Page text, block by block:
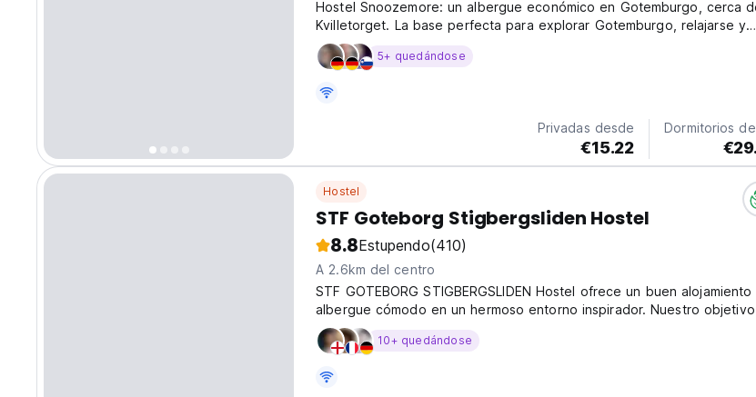
Hostel Snoozemore: un albergue económico en Gotemburgo, cerca
Kvilletorget. La base perfecta para explorar Gotemburgo, relajarse y
conocer a otros viajeros. (Auto-translated from original language)
5+ quedándose
Privadas desde
€15.22
Dormitorios
Hostel
STF Goteborg Stigbergsliden Hostel
8.8Estupendo(410)
A 2.6km del centro
STF GOTEBORG STIGBERGSLIDEN Hostel ofrece un buen alojamiento
albergue cómodo en un hermoso entorno inspirador. Nuestro
ser tu hostal favorito.
10+ quedándose